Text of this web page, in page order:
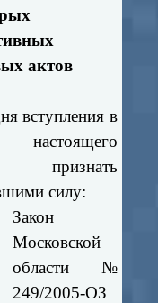
актов
вступления в
признать
силу:
Закон
Московской
области №
249/2005-ОЗ